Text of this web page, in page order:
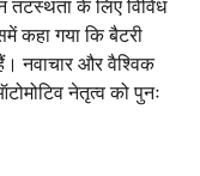
तटस्थता के लिए विविध
कहा गया कि बैटरी
नवाचार और वैश्विक
नेतृत्व को पुनः